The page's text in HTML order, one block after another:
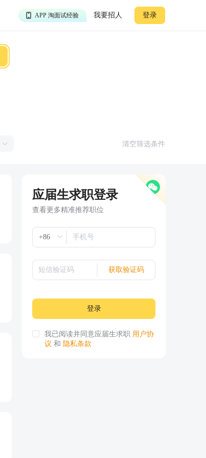
APP 淘面试经验
我要招人 登录
清空筛选条件
应届生求职登录
查看更多精准推荐职位
获取验证码
登录
我已阅读并同意应届生求职 用户协
议 和 隐私条款